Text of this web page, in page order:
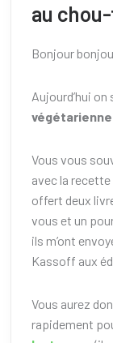
au
Bonjour
Aujourd’hui
Vous vous
avec la recette
offert deux
vous et un
ils m’ont
Kassoff aux
Vous aurez
rapidement